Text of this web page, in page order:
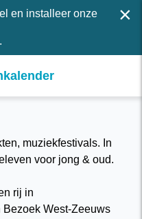
en installeer onze ×
muziekfestivals. In
voor jong & oud.
rij in
Bezoek West-Zeeuws